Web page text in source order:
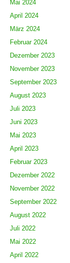
Mai 2024
April 2024
März 2024
Februar 2024
Dezember 2023
November 2023
September 2023
August 2023
Juli 2023
Juni 2023
Mai 2023
April 2023
Februar 2023
Dezember 2022
November 2022
September 2022
August 2022
Juli 2022
Mai 2022
April 2022